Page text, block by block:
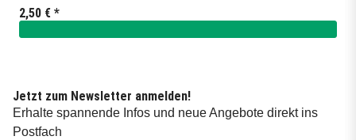
2,50 € *
Jetzt zum Newsletter anmelden!
Erhalte spannende Infos und neue Angebote direkt ins
Postfach